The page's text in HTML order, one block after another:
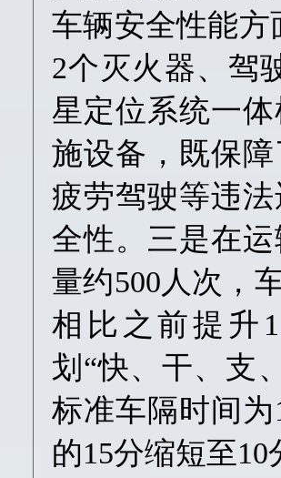
车辆安全性能方
2个灭火器、驾
星定位系统一
施设备，既保
疲劳驾驶等违
全性。三是在
量约500人次，
相比之前提升
划“快、干、支
标准车隔时间
的15分缩短至